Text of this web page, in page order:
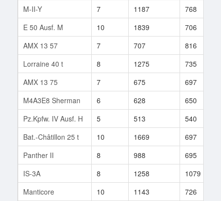
M-II-Y
7 1187 768
E 50 Ausf. M
10 1839 706
AMX 13 57
7 707 816
Lorraine 40 t
8 1275 735
AMX 13 75
7 675 697
M4A3E8 Sherman
6 628 650
Pz.Kpfw. IV Ausf. H
5 513 540
Bat.-Châtillon 25 t
10 1669 697
Panther II
8 988 695
IS-3A
8 1258 1079
Manticore
10 1143 726